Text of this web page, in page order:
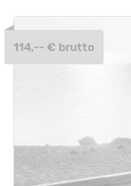
114,-- € brutto